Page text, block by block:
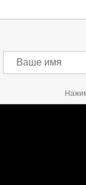
Ваше имя